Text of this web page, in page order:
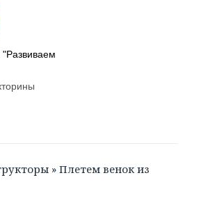
"Развиваем
»Плетем венок из